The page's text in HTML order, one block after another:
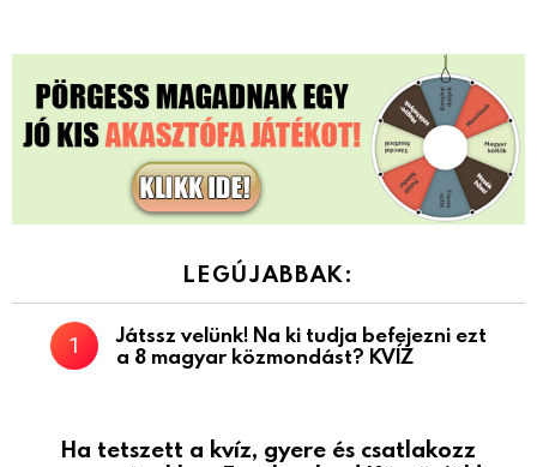
LEGÚJABBAK:
Játssz velünk! Na ki tudja befejezni ezt
a 8 magyar közmondást? KVÍZ
Ha tetszett a kvíz, gyere és csatlakozz